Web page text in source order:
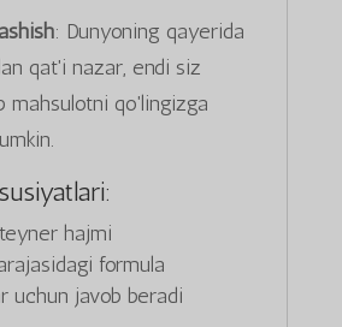
: Dunyoning qayerida
qat'i nazar, endi siz
mahsulotni qo'lingizga
hajmi
formula
uchun javob beradi